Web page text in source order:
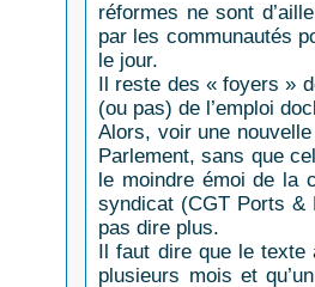
réformes ne sont
par les communautés
le jour.
Il reste des « foyers »
(ou pas) de l’emploi
Alors, voir une
Parlement, sans que
le moindre émoi de la
syndicat (CGT Ports
pas dire plus.
Il faut dire que le texte
plusieurs mois et